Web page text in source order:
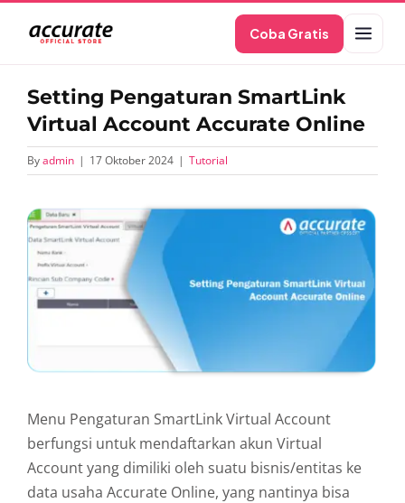
content
Coba Gratis
Setting Pengaturan SmartLink
Virtual Account Accurate Online
Byadmin | 17 Oktober 2024 | Tutorial
View
Larger
Image
Menu Pengaturan SmartLink Virtual Account
berfungsi untuk mendaftarkan akun Virtual
Account yang dimiliki oleh suatu bisnis/entitas ke
data usaha Accurate Online, yang nantinya bisa